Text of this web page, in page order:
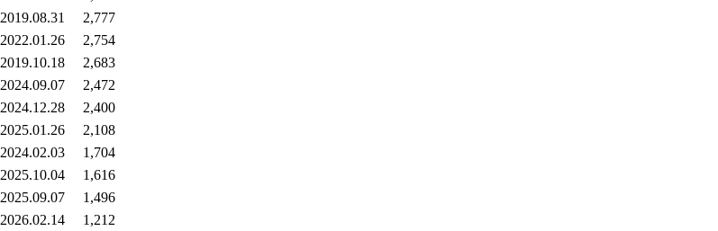
2019.08.31
2,777
2022.01.26
2,754
2019.10.18
2,683
2024.09.07
2,472
2024.12.28
2,400
2025.01.26
2,108
2024.02.03
1,704
2025.10.04
1,616
2025.09.07
1,496
2026.02.14 1,212